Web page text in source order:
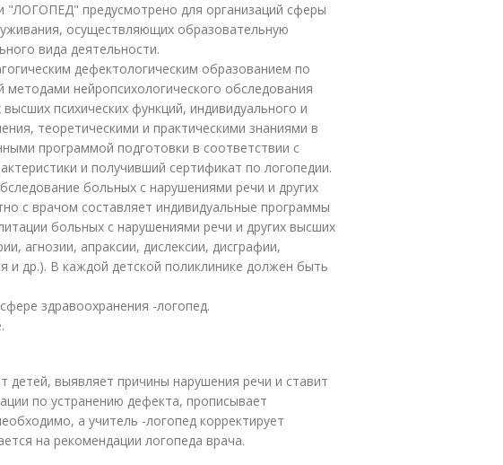
предусмотрено для организаций сферы
осуществляющих образовательную
вида деятельности.
дефектологическим образованием по
нейропсихологического обследования
психических функций, индивидуального и
теоретическими и практическими знаниями в
программой подготовки в соответствии с
и получивший сертификат по логопедии.
больных с нарушениями речи и других
с врачом составляет индивидуальные программы
больных с нарушениями речи и других высших
агнозии, апраксии, дислексии, дисграфии,
и др.). В каждой детской поликлинике должен быть
здравоохранения -логопед.
детей, выявляет причины нарушения речи и ставит
по устранению дефекта, прописывает
а учитель -логопед корректирует
на рекомендации логопеда врача.